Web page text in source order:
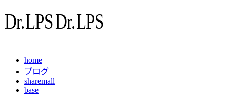
home
ブログ
sharemall
base